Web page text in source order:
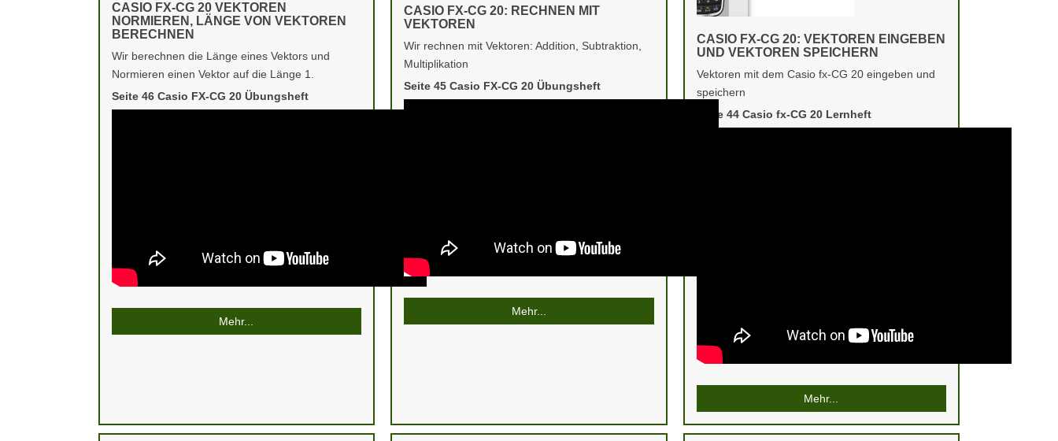
CASIO FX-CG 20 VEKTOREN
NORMIEREN, LÄNGE VON VEKTOREN
BERECHNEN
Wir berechnen die Länge eines Vektors und
Normieren einen Vektor auf die Länge 1.
Seite 46 Casio FX-CG 20 Übungsheft
Mehr...
CASIO FX-CG 20: RECHNEN MIT
VEKTOREN
Wir rechnen mit Vektoren: Addition, Subtraktion,
Multiplikation
Seite 45 Casio FX-CG 20 Übungsheft
Mehr...
CASIO FX-CG 20: VEKTOREN EINGEBEN
UND VEKTOREN SPEICHERN
Vektoren mit dem Casio fx-CG 20 eingeben und
speichern
Seite 44 Casio fx-CG 20 Lernheft
Mehr...